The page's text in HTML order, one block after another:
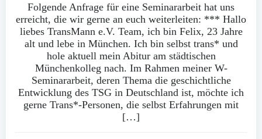
Folgende Anfrage für eine Seminararbeit hat uns
erreicht, die wir gerne an euch weiterleiten: *** Hallo
liebes TransMann e.V. Team, ich bin Felix, 23 Jahre
alt und lebe in München. Ich bin selbst trans* und
hole aktuell mein Abitur am städtischen
Münchenkolleg nach. Im Rahmen meiner W-
Seminararbeit, deren Thema die geschichtliche
Entwicklung des TSG in Deutschland ist, möchte ich
gerne Trans*-Personen, die selbst Erfahrungen mit
[…]